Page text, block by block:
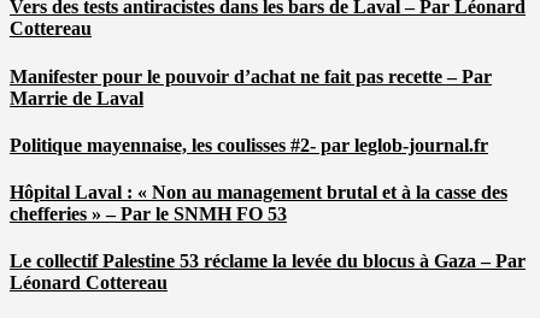
Vers des tests antiracistes dans les bars de Laval – Par Léonard
Cottereau
Manifester pour le pouvoir d’achat ne fait pas recette – Par
Marrie de Laval
Politique mayennaise, les coulisses #2- par leglob-journal.fr
Hôpital Laval : « Non au management brutal et à la casse des
chefferies » – Par le SNMH FO 53
Le collectif Palestine 53 réclame la levée du blocus à Gaza – Par
Léonard Cottereau